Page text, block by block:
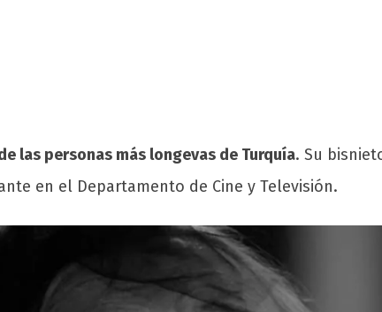
las personas más longevas de Turquía. Su
en el Departamento de Cine y Televisión.